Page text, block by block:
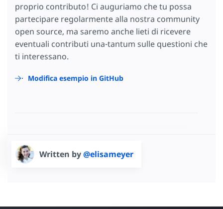
proprio contributo! Ci auguriamo che tu possa
partecipare regolarmente alla nostra community
open source, ma saremo anche lieti di ricevere
eventuali contributi una-tantum sulle questioni che
ti interessano.
Modifica esempio in GitHub
Written by@elisameyer